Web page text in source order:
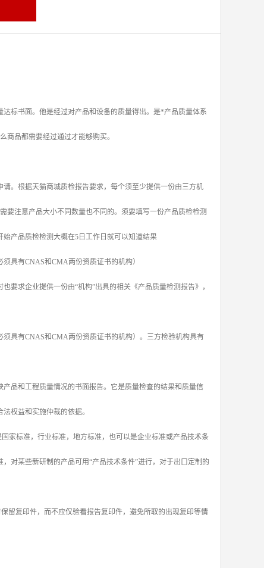
标书面。他是经过对产品和设备的质量得出。是*产品质量体系
商品都需要经过通过才能够购买。
。根据天猫商城质检报告要求，每个须至少提供一份由三方机
要注意产品大小不同数量也不同的。须要填写一份产品质检检测
产品质检检测大概在5日工作日就可以知道结果
具有CNAS和CMA两份资质证书的机构）
要求企业提供一份由“机构”出具的相关《产品质量检测报告》，
具有CNAS和CMA两份资质证书的机构）。三方检验机构具有
品和工程质量情况的书面报告。它是质量检查的结果和质量信
权益和实施仲裁的依据。
标准，行业标准，地方标准，也可以是企业标准或产品技术条
对某些新研制的产品可用“产品技术条件”进行，对于出口定制的
留复印件，而不应仅验看报告复印件，避免所取的出现复印等情